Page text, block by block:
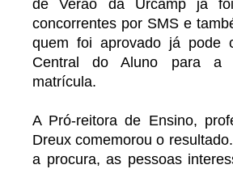
de Verão da Urcamp já
concorrentes por SMS e
quem foi aprovado já pode
Central do Aluno para a
matrícula.
A Pró-reitora de Ensino,
Dreux comemorou o
a procura, as pessoas